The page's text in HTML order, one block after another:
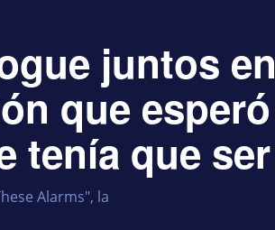
juntos en
que esperó
tenía que ser
Alarms", la